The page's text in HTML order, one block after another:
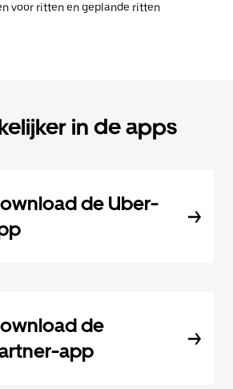
voor ritten en geplande ritten
in de apps
de Uber-
de
app